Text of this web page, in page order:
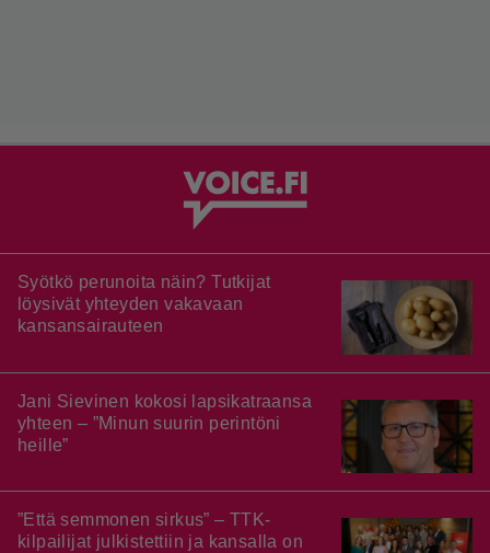
Syötkö perunoita näin? Tutkijat
löysivät yhteyden vakavaan
kansansairauteen
Jani Sievinen kokosi lapsikatraansa
yhteen – ”Minun suurin perintöni
heille”
”Että semmonen sirkus” – TTK-
kilpailijat julkistettiin ja kansalla on